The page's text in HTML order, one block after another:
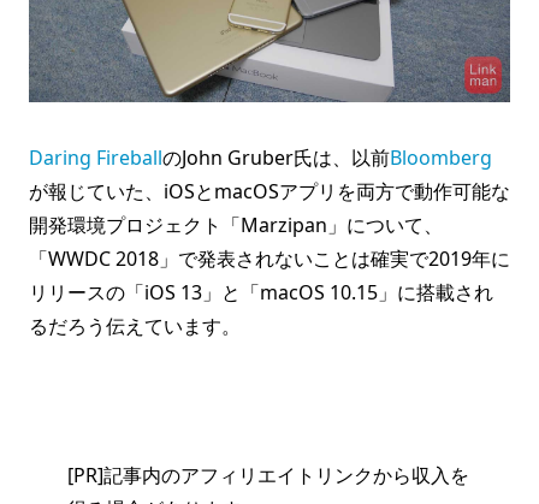
Daring FireballのJohn Gruber氏は、以前Bloomberg
が報じていた、iOSとmacOSアプリを両方で動作可能な
開発環境プロジェクト「Marzipan」について、
「WWDC 2018」で発表されないことは確実で2019年に
リリースの「iOS 13」と「macOS 10.15」に搭載され
るだろう伝えています。
[PR]記事内のアフィリエイトリンクから収入を